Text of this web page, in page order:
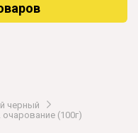
черный
(100г)